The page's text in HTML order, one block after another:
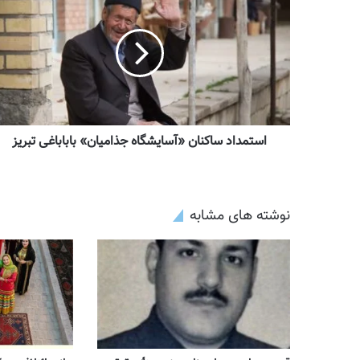
استمداد ساکنان «آسایشگاه جذامیان» باباباغی تبریز
نوشته های مشابه